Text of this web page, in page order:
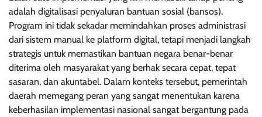
adalah digitalisasi penyaluran bantuan sosial (bansos).
Program ini tidak sekadar memindahkan proses administrasi
dari sistem manual ke platform digital, tetapi menjadi langkah
strategis untuk memastikan bantuan negara benar-benar
diterima oleh masyarakat yang berhak secara cepat, tepat
sasaran, dan akuntabel. Dalam konteks tersebut, pemerintah
daerah memegang peran yang sangat menentukan karena
keberhasilan implementasi nasional sangat bergantung pada